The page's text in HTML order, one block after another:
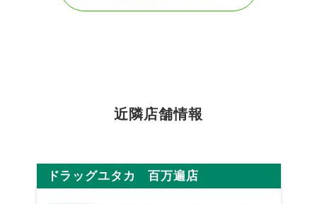
近隣店舗情報
ドラッグユタカ 百万遍店